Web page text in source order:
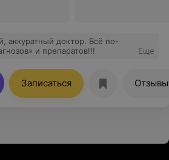
аккуратный доктор. Всё по-
и препаратов!!!
Еще
Записаться Отзывы